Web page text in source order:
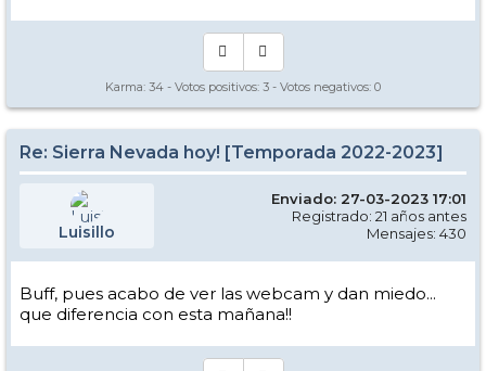
Karma: 34 - Votos positivos: 3 - Votos negativos: 0
Re: Sierra Nevada hoy! [Temporada 2022-2023]
Luisillo
Enviado: 27-03-2023 17:01
Registrado: 21 años antes
Mensajes: 430
Buff, pues acabo de ver las webcam y dan miedo...
que diferencia con esta mañana!!